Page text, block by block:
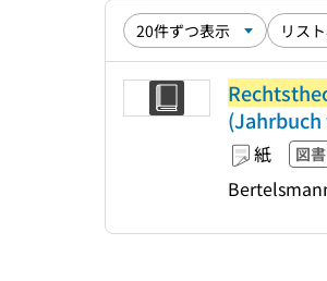
(Jahrbuch
紙 図書